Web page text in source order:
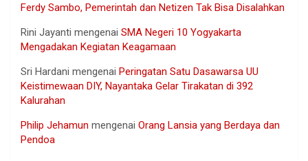
Ferdy Sambo, Pemerintah dan Netizen Tak Bisa Disalahkan
Rini Jayanti mengenai SMA Negeri 10 Yogyakarta
Mengadakan Kegiatan Keagamaan
Sri Hardani mengenai Peringatan Satu Dasawarsa UU
Keistimewaan DIY, Nayantaka Gelar Tirakatan di 392
Kalurahan
Philip Jehamun mengenai Orang Lansia yang Berdaya dan
Pendoa